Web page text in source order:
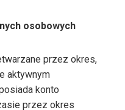
osobowych
przez okres,
aktywnym
konto
przez okres